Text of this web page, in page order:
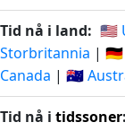
Tid nå i land: 🇺🇸
Storbritannia |
Canada | 🇦🇺
Tid nå i tidssoner: